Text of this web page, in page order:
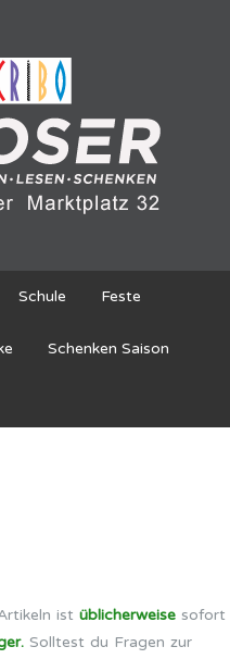
Schule Feste
Schenken Saison
ist üblicherweise sofort
Solltest du Fragen zur